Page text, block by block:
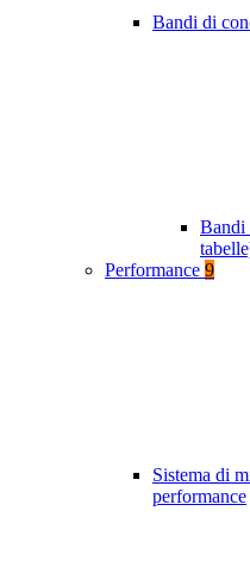
Bandi di
Bandi
Performance 9
Sistema di
performance